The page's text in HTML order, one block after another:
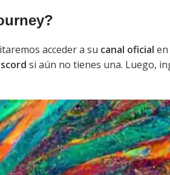
acceder a su canal oficial en
si aún no tienes una. Luego,